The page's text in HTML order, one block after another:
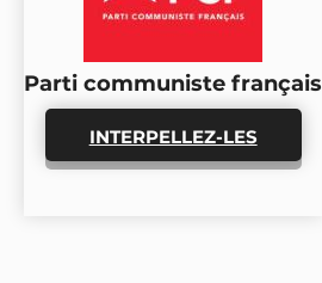
Parti communiste français
INTERPELLEZ-LES